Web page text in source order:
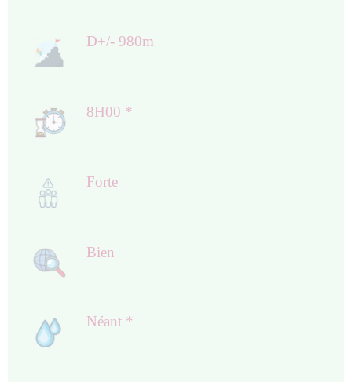
D+/- 980m
8H00 *
Forte
Bien
Néant *